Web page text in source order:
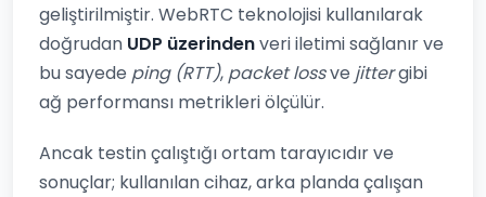
geliştirilmiştir. WebRTC teknolojisi kullanılarak
doğrudan UDP üzerindenveri iletimi sağlanır ve
bu sayede ping (RTT), packet lossve jittergibi
ağ performansı metrikleri ölçülür.
Ancak testin çalıştığı ortam tarayıcıdır ve
sonuçlar; kullanılan cihaz, arka planda çalışan